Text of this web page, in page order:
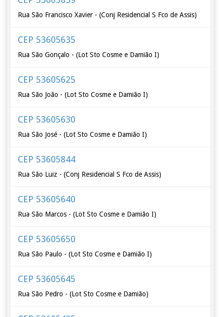
Rua São Francisco Xavier - (Conj Residencial S Fco de Assis)
CEP 53605635
Rua São Gonçalo - (Lot Sto Cosme e Damião I)
CEP 53605625
Rua São João - (Lot Sto Cosme e Damião I)
CEP 53605630
Rua São José - (Lot Sto Cosme e Damião I)
CEP 53605844
Rua São Luiz - (Conj Residencial S Fco de Assis)
CEP 53605640
Rua São Marcos - (Lot Sto Cosme e Damião I)
CEP 53605650
Rua São Paulo - (Lot Sto Cosme e Damião I)
CEP 53605645
Rua São Pedro - (Lot Sto Cosme e Damião)